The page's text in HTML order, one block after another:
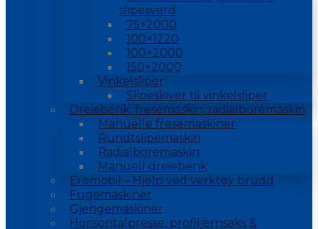
slipesverd
75×2000
100×1220
100×2000
150×2000
Vinkelsliper
Slipeskiver til vinkelsliper
Dreiebenk, fresemaskin, radialboremaskin
Manuelle fresemaskiner
Rundtslipemaskin
Radialboremaskin
Manuell dreiebenk
Eromobil – Hjelp ved verktøy brudd
Fugemaskiner
Gjengemaskiner
Horisontalpresse, profiljernsaks &